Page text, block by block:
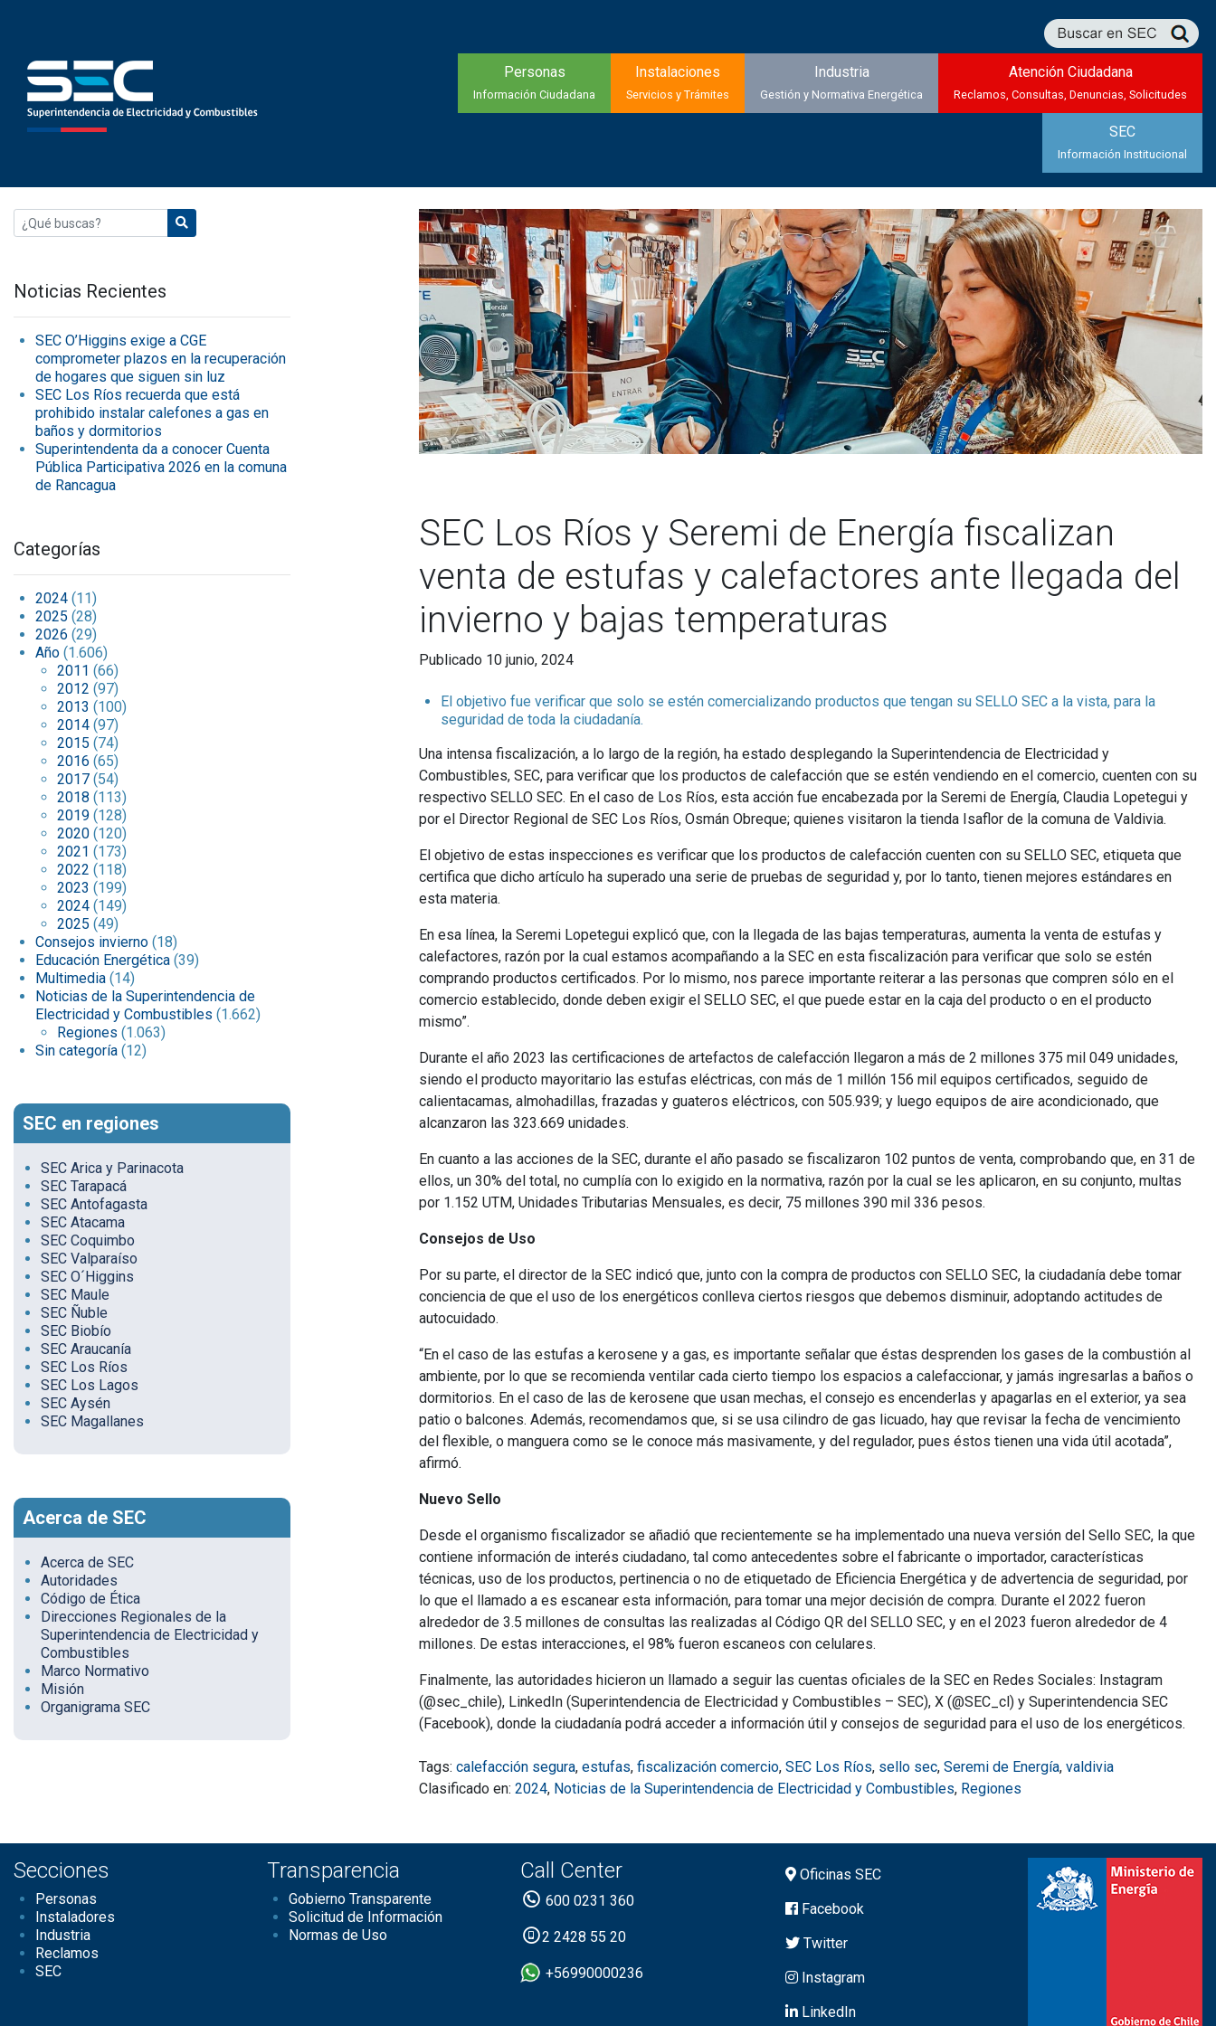
Personas
Información Ciudadana
Instalaciones
Servicios y Trámites
Industria
Gestión y Normativa Energética
Atención Ciudadana
Reclamos, Consultas, Denuncias, Solicitudes
SEC
Información Institucional
Noticias Recientes
SEC O’Higgins exige a CGE
comprometer plazos en la recuperación
de hogares que siguen sin luz
SEC Los Ríos recuerda que está
prohibido instalar calefones a gas en
baños y dormitorios
Superintendenta da a conocer Cuenta
Pública Participativa 2026 en la comuna
de Rancagua
Categorías
2024 (11)
2025 (28)
2026 (29)
Año (1.606)
2011 (66)
2012 (97)
2013 (100)
2014 (97)
2015 (74)
2016 (65)
2017 (54)
2018 (113)
2019 (128)
2020 (120)
2021 (173)
2022 (118)
2023 (199)
2024 (149)
2025 (49)
Consejos invierno (18)
Educación Energética (39)
Multimedia (14)
Noticias de la Superintendencia de
Electricidad y Combustibles (1.662)
Regiones (1.063)
Sin categoría (12)
SEC en regiones
SEC Arica y Parinacota
SEC Tarapacá
SEC Antofagasta
SEC Atacama
SEC Coquimbo
SEC Valparaíso
SEC O´Higgins
SEC Maule
SEC Ñuble
SEC Biobío
SEC Araucanía
SEC Los Ríos
SEC Los Lagos
SEC Aysén
SEC Magallanes
Acerca de SEC
Acerca de SEC
Autoridades
Código de Ética
Direcciones Regionales de la
Superintendencia de Electricidad y
Combustibles
Marco Normativo
Misión
Organigrama SEC
SEC Los Ríos y Seremi de Energía fiscalizan
venta de estufas y calefactores ante llegada del
invierno y bajas temperaturas
Publicado 10 junio, 2024
El objetivo fue verificar que solo se estén comercializando productos que tengan su SELLO SEC a la vista, para la
seguridad de toda la ciudadanía.
Una intensa fiscalización, a lo largo de la región, ha estado desplegando la Superintendencia de Electricidad y
Combustibles, SEC, para verificar que los productos de calefacción que se estén vendiendo en el comercio, cuenten con su
respectivo SELLO SEC. En el caso de Los Ríos, esta acción fue encabezada por la Seremi de Energía, Claudia Lopetegui y
por el Director Regional de SEC Los Ríos, Osmán Obreque; quienes visitaron la tienda Isaflor de la comuna de Valdivia.
El objetivo de estas inspecciones es verificar que los productos de calefacción cuenten con su SELLO SEC, etiqueta que
certifica que dicho artículo ha superado una serie de pruebas de seguridad y, por lo tanto, tienen mejores estándares en
esta materia.
En esa línea, la Seremi Lopetegui explicó que, con la llegada de las bajas temperaturas, aumenta la venta de estufas y
calefactores, razón por la cual estamos acompañando a la SEC en esta fiscalización para verificar que solo se estén
comprando productos certificados. Por lo mismo, nos parece importante reiterar a las personas que compren sólo en el
comercio establecido, donde deben exigir el SELLO SEC, el que puede estar en la caja del producto o en el producto
mismo”.
Durante el año 2023 las certificaciones de artefactos de calefacción llegaron a más de 2 millones 375 mil 049 unidades,
siendo el producto mayoritario las estufas eléctricas, con más de 1 millón 156 mil equipos certificados, seguido de
calientacamas, almohadillas, frazadas y guateros eléctricos, con 505.939; y luego equipos de aire acondicionado, que
alcanzaron las 323.669 unidades.
En cuanto a las acciones de la SEC, durante el año pasado se fiscalizaron 102 puntos de venta, comprobando que, en 31 de
ellos, un 30% del total, no cumplía con lo exigido en la normativa, razón por la cual se les aplicaron, en su conjunto, multas
por 1.152 UTM, Unidades Tributarias Mensuales, es decir, 75 millones 390 mil 336 pesos.
Consejos de Uso
Por su parte, el director de la SEC indicó que, junto con la compra de productos con SELLO SEC, la ciudadanía debe tomar
conciencia de que el uso de los energéticos conlleva ciertos riesgos que debemos disminuir, adoptando actitudes de
autocuidado.
“En el caso de las estufas a kerosene y a gas, es importante señalar que éstas desprenden los gases de la combustión al
ambiente, por lo que se recomienda ventilar cada cierto tiempo los espacios a calefaccionar, y jamás ingresarlas a baños o
dormitorios. En el caso de las de kerosene que usan mechas, el consejo es encenderlas y apagarlas en el exterior, ya sea
patio o balcones. Además, recomendamos que, si se usa cilindro de gas licuado, hay que revisar la fecha de vencimiento
del flexible, o manguera como se le conoce más masivamente, y del regulador, pues éstos tienen una vida útil acotada”,
afirmó.
Nuevo Sello
Desde el organismo fiscalizador se añadió que recientemente se ha implementado una nueva versión del Sello SEC, la que
contiene información de interés ciudadano, tal como antecedentes sobre el fabricante o importador, características
técnicas, uso de los productos, pertinencia o no de etiquetado de Eficiencia Energética y de advertencia de seguridad, por
lo que el llamado a es escanear esta información, para tomar una mejor decisión de compra. Durante el 2022 fueron
alrededor de 3.5 millones de consultas las realizadas al Código QR del SELLO SEC, y en el 2023 fueron alrededor de 4
millones. De estas interacciones, el 98% fueron escaneos con celulares.
Finalmente, las autoridades hicieron un llamado a seguir las cuentas oficiales de la SEC en Redes Sociales: Instagram
(@sec_chile), LinkedIn (Superintendencia de Electricidad y Combustibles – SEC), X (@SEC_cl) y Superintendencia SEC
(Facebook), donde la ciudadanía podrá acceder a información útil y consejos de seguridad para el uso de los energéticos.
Tags: calefacción segura, estufas, fiscalización comercio, SEC Los Ríos, sello sec, Seremi de Energía, valdivia
Clasificado en: 2024, Noticias de la Superintendencia de Electricidad y Combustibles, Regiones
Secciones
Personas
Instaladores
Industria
Reclamos
SEC
Transparencia
Gobierno Transparente
Solicitud de Información
Normas de Uso
Call Center
600 0231 360
2 2428 55 20
+56990000236
Oficinas SEC
Facebook
Twitter
Instagram
LinkedIn